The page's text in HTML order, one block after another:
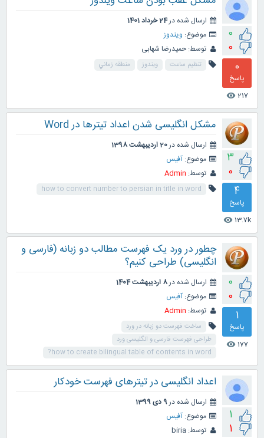
0
0
0
پاسخ
217
visibility
ارسال شده در24 خرداد 1401
موضوع: ویندوز
توسط: حمیدرضا شهابی
تنظيم ساعت ويندوز منطقه زماني
3
0
4
پاسخ
13.7k
visibility
مشکل انگلیسی شدن اعداد تیترها در Word
ارسال شده در20 اردیبهشت 1398
موضوع: آفیس
توسط: Admin
how to convert number to persian in title in word
0
0
1
پاسخ
177
visibility
چطور در ورد یک فهرست مطالب دو زبانه (فارسی و
انگلیسی) طراحی کنیم؟
ارسال شده در8 اردیبهشت 1404
موضوع: آفیس
توسط: Admin
ساخت فهرست دو زبانه در ورد
طراحی فهرست فارسی و انگلیسی ورد
how to create bilingual table of contents in word?
1
1
اعداد انگلیسی در تیترهای فهرست خودکار
ارسال شده در9 دی 1399
موضوع: آفیس
توسط: biria